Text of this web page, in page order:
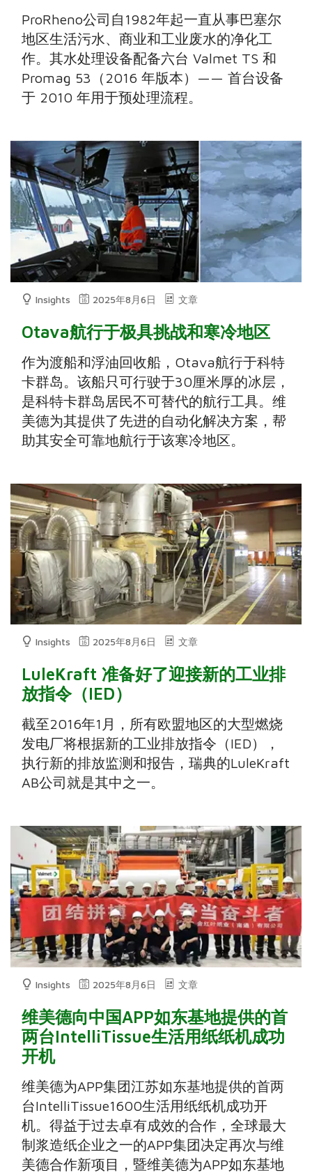
ProRheno公司自1982年起一直从事巴塞尔
地区生活污水、商业和工业废水的净化工
作。其水处理设备配备六台 Valmet TS 和
Promag 53（2016 年版本）—— 首台设备
于 2010 年用于预处理流程。
Insights 2025年8月6日 文章
Otava航行于极具挑战和寒冷地区
作为渡船和浮油回收船，Otava航行于科特
卡群岛。该船只可行驶于30厘米厚的冰层，
是科特卡群岛居民不可替代的航行工具。维
美德为其提供了先进的自动化解决方案，帮
助其安全可靠地航行于该寒冷地区。
Insights 2025年8月6日 文章
LuleKraft 准备好了迎接新的工业排
放指令（IED）
截至2016年1月，所有欧盟地区的大型燃烧
发电厂将根据新的工业排放指令（IED），
执行新的排放监测和报告，瑞典的LuleKraft
AB公司就是其中之一。
Insights 2025年8月6日 文章
维美德向中国APP如东基地提供的首
两台IntelliTissue生活用纸纸机成功
开机
维美德为APP集团江苏如东基地提供的首两
台IntelliTissue1600生活用纸纸机成功开
机。得益于过去卓有成效的合作，全球最大
制浆造纸企业之一的APP集团决定再次与维
美德合作新项目，暨维美德为APP如东基地